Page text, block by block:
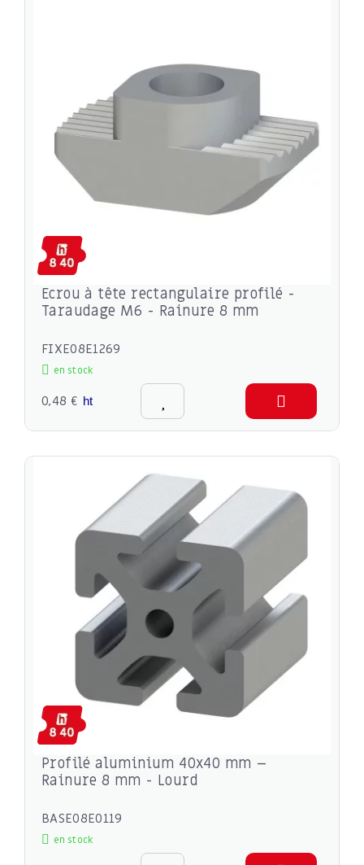
Ecrou à tête rectangulaire profilé -
Taraudage M6 - Rainure 8 mm
FIXE08E1269
en stock
0,48 € ht
Profilé aluminium 40x40 mm –
Rainure 8 mm - Lourd
BASE08E0119
en stock